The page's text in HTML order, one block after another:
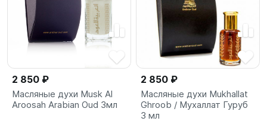
2 850 ₽
Масляные духи Musk Al
Aroosah Arabian Oud 3мл
2 850 ₽
Масляные духи Mukhallat
Ghroob / Мухаллат Гуруб
3 мл